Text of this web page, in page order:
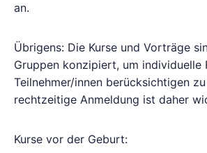
an.
Übrigens: Die Kurse und Vorträge
Gruppen konzipiert, um individuelle
Teilnehmer/innen berücksichtigen
rechtzeitige Anmeldung ist daher
Kurse vor der Geburt: